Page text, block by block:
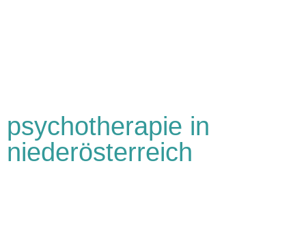
psychotherapie in
niederösterreich